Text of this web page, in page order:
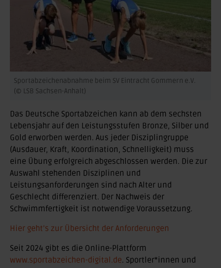
Sportabzeichenabnahme beim SV Eintracht Gommern e.V.
(© LSB Sachsen-Anhalt)
Das Deutsche Sportabzeichen kann ab dem sechsten
Lebensjahr auf den Leistungsstufen Bronze, Silber und
Gold erworben werden. Aus jeder Disziplingruppe
(Ausdauer, Kraft, Koordination, Schnelligkeit) muss
eine Übung erfolgreich abgeschlossen werden. Die zur
Auswahl stehenden Disziplinen und
Leistungsanforderungen sind nach Alter und
Geschlecht differenziert. Der Nachweis der
Schwimmfertigkeit ist notwendige Voraussetzung.
Hier geht’s zur Übersicht der Anforderungen
Seit 2024 gibt es die Online-Plattform
www.sportabzeichen-digital.de. Sportler*innen und